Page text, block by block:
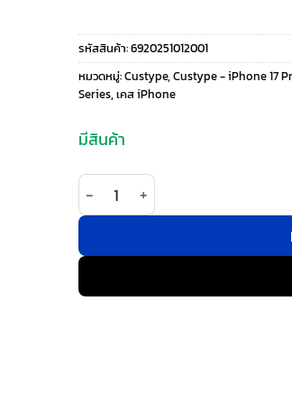
price
was:
price
is:
รหัสสินค้า:6920251012001
หมวดหมู่:Custype, Custype - iPhone 17
Series, เคส iPhone
มีสินค้า
จำนวน Custype รุ่น Faux